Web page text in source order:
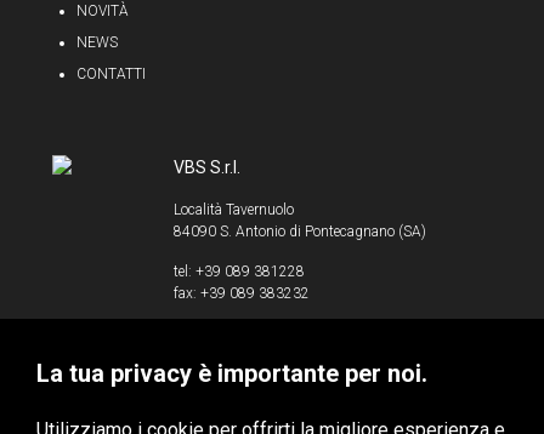
NOVITÀ
NEWS
CONTATTI
VBS S.r.l.
Località Tavernuolo
84090 S. Antonio di Pontecagnano (SA)
tel: +39 089 381228
fax: +39 089 383232
P.IVA 00853520658
La tua privacy è importante per noi.